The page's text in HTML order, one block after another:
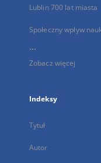
Lublin 700 lat miasta
Społeczny wpływ
...
Zobacz więcej
Indeksy
Tytuł
Autor